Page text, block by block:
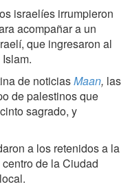
israelíes irrumpieron
acompañar a un
que ingresaron al
de noticiasMaan, las
de palestinos que
sagrado, y
a los retenidos a la
de la Ciudad